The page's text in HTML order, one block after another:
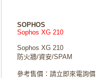
SOPHOS
Sophos XG 210
Sophos XG 210
防火牆/資安/SPAM
參考售價：請立即來電詢價